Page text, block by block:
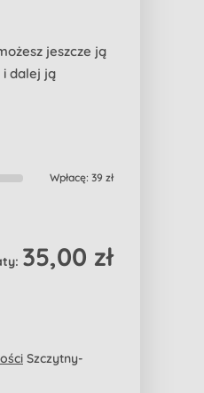
jeszcze ją
i dalej ją
Wpłacę: 39 zł
35,00 zł
Szczytny-